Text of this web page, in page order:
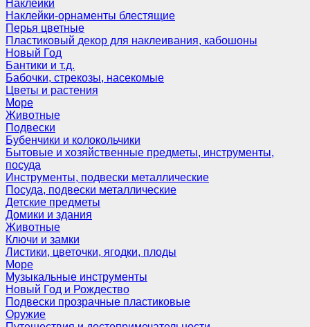
Наклейки
Наклейки-орнаменты блестящие
Перья цветные
Пластиковый декор для наклеивания, кабошоны
Новый Год
Бантики и т.д.
Бабочки, стрекозы, насекомые
Цветы и растения
Море
Животные
Подвески
Бубенчики и колокольчики
Бытовые и хозяйственные предметы, инструменты,
посуда
Инструменты, подвески металлические
Посуда, подвески металлические
Детские предметы
Домики и здания
Животные
Ключи и замки
Листики, цветочки, ягодки, плоды
Море
Музыкальные инструменты
Новый Год и Рождество
Подвески прозрачные пластиковые
Оружие